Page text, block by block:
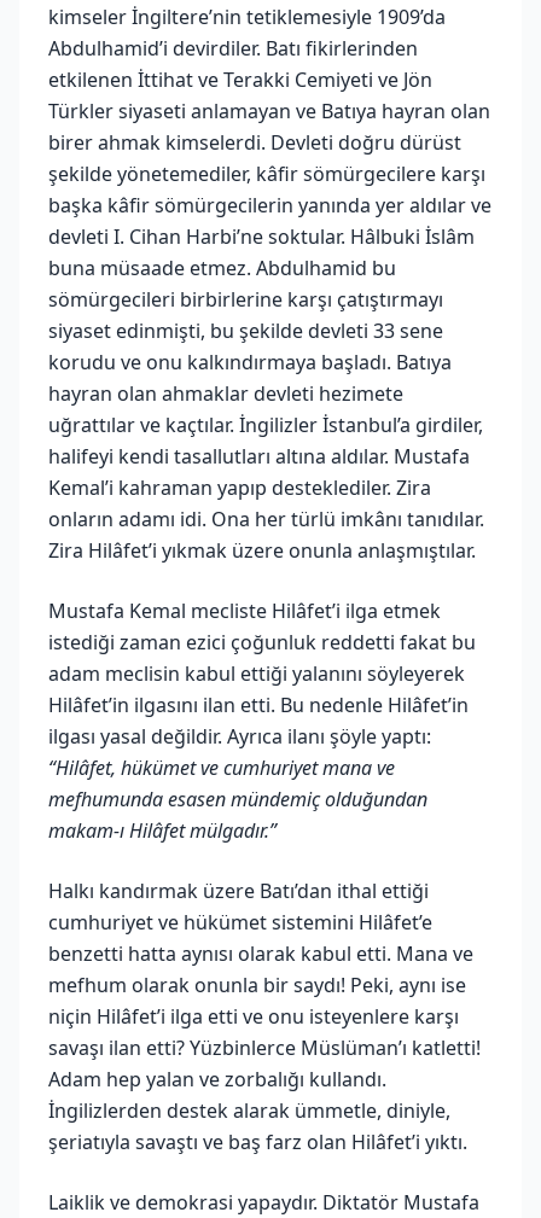
kimseler İngiltere’nin tetiklemesiyle 1909’da
Abdulhamid’i devirdiler. Batı fikirlerinden
etkilenen İttihat ve Terakki Cemiyeti ve Jön
Türkler siyaseti anlamayan ve Batıya hayran olan
birer ahmak kimselerdi. Devleti doğru dürüst
şekilde yönetemediler, kâfir sömürgecilere karşı
başka kâfir sömürgecilerin yanında yer aldılar ve
devleti I. Cihan Harbi’ne soktular. Hâlbuki İslâm
buna müsaade etmez. Abdulhamid bu
sömürgecileri birbirlerine karşı çatıştırmayı
siyaset edinmişti, bu şekilde devleti 33 sene
korudu ve onu kalkındırmaya başladı. Batıya
hayran olan ahmaklar devleti hezimete
uğrattılar ve kaçtılar. İngilizler İstanbul’a girdiler,
halifeyi kendi tasallutları altına aldılar. Mustafa
Kemal’i kahraman yapıp desteklediler. Zira
onların adamı idi. Ona her türlü imkânı tanıdılar.
Zira Hilâfet’i yıkmak üzere onunla anlaşmıştılar.
Mustafa Kemal mecliste Hilâfet’i ilga etmek
istediği zaman ezici çoğunluk reddetti fakat bu
adam meclisin kabul ettiği yalanını söyleyerek
Hilâfet’in ilgasını ilan etti. Bu nedenle Hilâfet’in
ilgası yasal değildir. Ayrıca ilanı şöyle yaptı:
“Hilâfet, hükümet ve cumhuriyet mana ve
mefhumunda esasen mündemiç olduğundan
makam-ı Hilâfet mülgadır.”
Halkı kandırmak üzere Batı’dan ithal ettiği
cumhuriyet ve hükümet sistemini Hilâfet’e
benzetti hatta aynısı olarak kabul etti. Mana ve
mefhum olarak onunla bir saydı! Peki, aynı ise
niçin Hilâfet’i ilga etti ve onu isteyenlere karşı
savaşı ilan etti? Yüzbinlerce Müslüman’ı katletti!
Adam hep yalan ve zorbalığı kullandı.
İngilizlerden destek alarak ümmetle, diniyle,
şeriatıyla savaştı ve baş farz olan Hilâfet’i yıktı.
Laiklik ve demokrasi yapaydır. Diktatör Mustafa